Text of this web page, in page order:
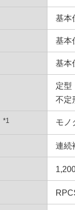
基本
基本
基本
定型
不定
*1 モノ
連続